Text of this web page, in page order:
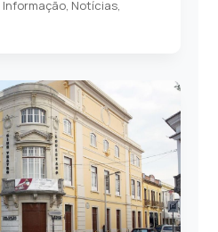
Informação, Notícias,